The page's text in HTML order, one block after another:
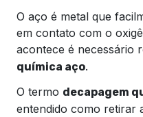
O aço é metal que
em contato com o
acontece é necessário
química aço.
O termo decapagem
entendido como retirar